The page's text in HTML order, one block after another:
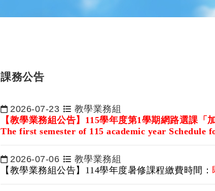
課務公告
日期：
2026-07-23
教學業務組
【教學業務組公告】115學年度第1學期網路選課「
The first semester of 115 academic year
日期：
2026-07-06
教學業務組
【教學業務組公告】114學年度暑修課程繳費時間：